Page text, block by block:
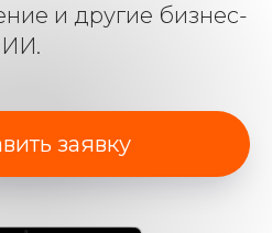
и другие бизнес-
ИИ.
заявку